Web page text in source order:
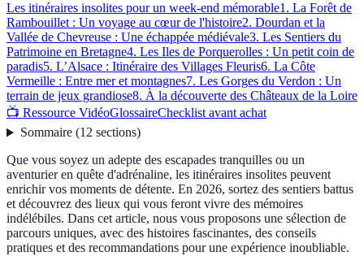
Les itinéraires insolites pour un week-end mémorable1. La Forêt de
Rambouillet : Un voyage au cœur de l'histoire2. Dourdan et la
Vallée de Chevreuse : Une échappée médiévale3. Les Sentiers du
Patrimoine en Bretagne4. Les Iles de Porquerolles : Un petit coin de
paradis5. L’Alsace : Itinéraire des Villages Fleuris6. La Côte
Vermeille : Entre mer et montagnes7. Les Gorges du Verdon : Un
terrain de jeux grandiose8. À la découverte des Châteaux de la Loire
📺 Ressource VidéoGlossaireChecklist avant achat
Sommaire(12 sections)
Que vous soyez un adepte des escapades tranquilles ou un
aventurier en quête d'adrénaline, les itinéraires insolites peuvent
enrichir vos moments de détente. En 2026, sortez des sentiers battus
et découvrez des lieux qui vous feront vivre des mémoires
indélébiles. Dans cet article, nous vous proposons une sélection de
parcours uniques, avec des histoires fascinantes, des conseils
pratiques et des recommandations pour une expérience inoubliable.